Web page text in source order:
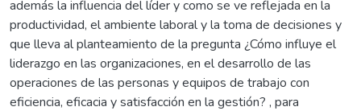
además la influencia del líder y como se ve reflejada en la
productividad, el ambiente laboral y la toma de decisiones y
que lleva al planteamiento de la pregunta ¿Cómo influye el
liderazgo en las organizaciones, en el desarrollo de las
operaciones de las personas y equipos de trabajo con
eficiencia, eficacia y satisfacción en la gestión? , para